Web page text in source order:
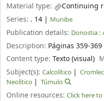
Material type:
Continuing
Series: . 14 | Munibe
Publication details: Donostia :
Description: Páginas 359-369
Content type: Texto (visual)
Subject(s): Calcolítico
Neolítico
Túmulo
Online resources: Click here